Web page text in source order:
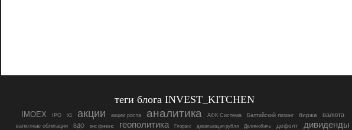
теги блога INVEST_KITCHEN
IMOEX IPO X5 акции акции роста аналитика АФК Система Балтийский лизинг биржа валюта
валютные облигации ВДО вис финанс геополитика Глоракс девальвация рубля Делимобиль дефолт дивиденды